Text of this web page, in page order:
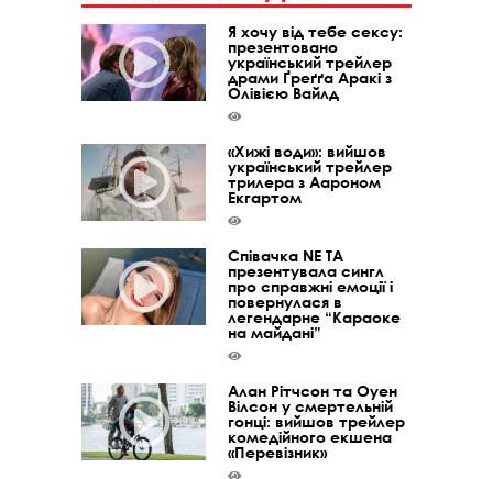
Я хочу від тебе сексу:
презентовано
український трейлер
драми Ґреґґа Аракі з
Олівією Вайлд
«Хижі води»: вийшов
український трейлер
трилера з Аароном
Екгартом
Співачка NE TA
презентувала сингл
про справжні емоції і
повернулася в
легендарне “Караоке
на майдані”
Алан Рітчсон та Оуен
Вілсон у смертельній
гонці: вийшов трейлер
комедійного екшена
«Перевізник»